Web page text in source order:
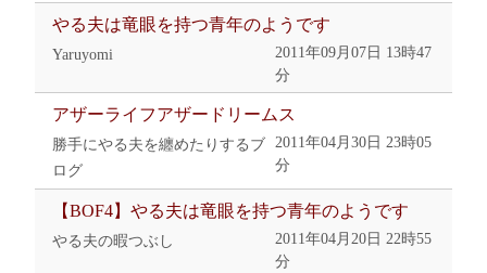
やる夫は竜眼を持つ青年のようです
Yaruyomi
2011年09月07日 13時47
分
アザーライフアザードリームス
勝手にやる夫を纏めたりするブ
ログ
2011年04月30日 23時05
分
【BOF4】やる夫は竜眼を持つ青年のようです
やる夫の暇つぶし
2011年04月20日 22時55
分